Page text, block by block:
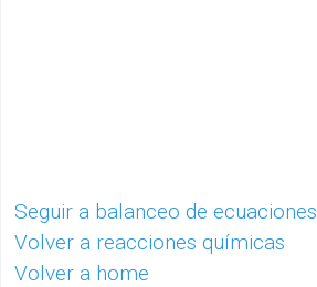
Seguir a balanceo de ecuaciones
Volver a reacciones químicas
Volver a home